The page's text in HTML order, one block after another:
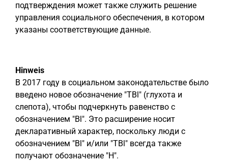
подтверждения может также служить решение
управления социального обеспечения, в котором
указаны соответствующие данные.
Hinweis
В 2017 году в социальном законодательстве было
введено новое обозначение "TBl" (глухота и
слепота), чтобы подчеркнуть равенство с
обозначением "Bl". Это расширение носит
декларативный характер, поскольку люди с
обозначением "Bl" и/или "TBl" всегда также
получают обозначение "H".